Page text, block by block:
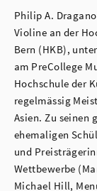
​​Philip A.
Violine an der
Bern (HKB),
am PreCollege
Hochschule der
regelmässig
Asien. Zu seinen
ehemaligen
und
Wettbewerbe
Michael Hill,